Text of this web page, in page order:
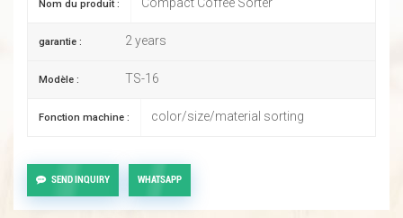
Nom du produit :
garantie : 2 years
Modèle : TS-16
Fonction machine : color/size/material sorting
SEND INQUIRY WHATSAPP